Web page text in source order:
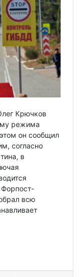
Крючков
режима
он сообщил
согласно
в
всю